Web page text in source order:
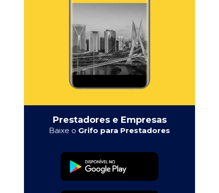
Prestadores e Empresas
Baixe o Grifo para Prestadores